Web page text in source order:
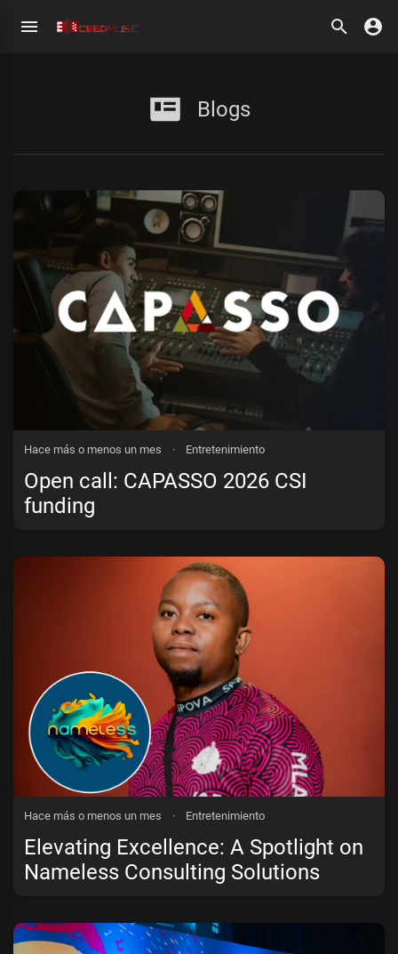
Blogs
Hace más o menos un mes · Entretenimiento
Open call: CAPASSO 2026 CSI
funding
Hace más o menos un mes · Entretenimiento
Elevating Excellence: A Spotlight on
Nameless Consulting Solutions